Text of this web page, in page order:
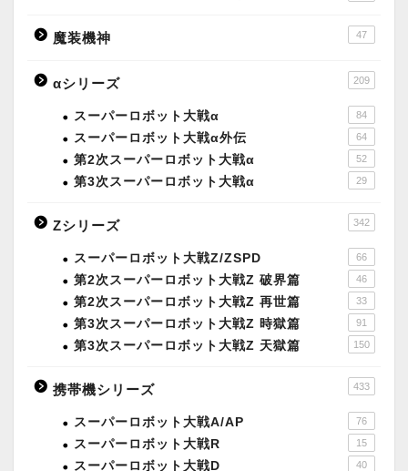
魔装機神 47
αシリーズ 209
スーパーロボット大戦α 84
スーパーロボット大戦α外伝 64
第2次スーパーロボット大戦α 52
第3次スーパーロボット大戦α 29
Zシリーズ 342
スーパーロボット大戦Z/ZSPD 66
第2次スーパーロボット大戦Z 破界篇 46
第2次スーパーロボット大戦Z 再世篇 33
第3次スーパーロボット大戦Z 時獄篇 91
第3次スーパーロボット大戦Z 天獄篇 150
携帯機シリーズ 433
スーパーロボット大戦A/AP 76
スーパーロボット大戦R 15
スーパーロボット大戦D 40